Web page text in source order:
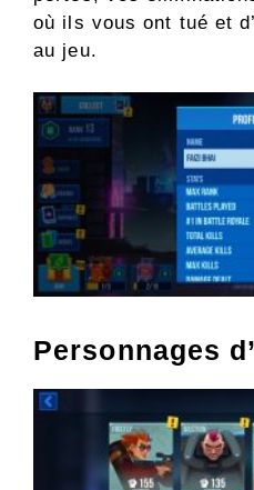
où ils vous ont tué et
au jeu.
Personnages